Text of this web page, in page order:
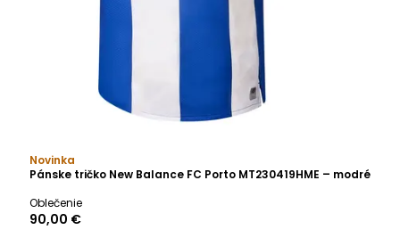
Novinka
Pánske tričko New Balance FC Porto MT230419HME – modré
Oblečenie
90,00 €